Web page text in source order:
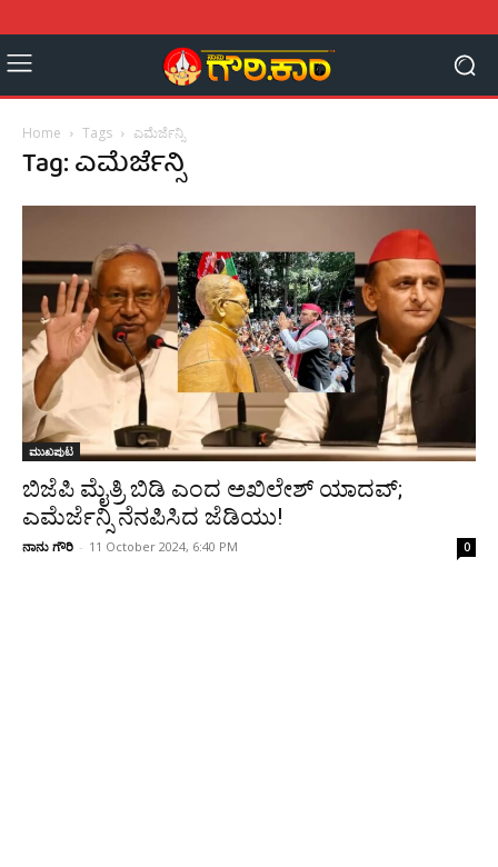
Home Tags ಎಮೆರ್ಜೆನ್ಸಿ
Tag: ಎಮೆರ್ಜೆನ್ಸಿ
ಮುಖಪುಟ
ಬಿಜೆಪಿ ಮೈತ್ರಿ ಬಿಡಿ ಎಂದ ಅಖಿಲೇಶ್ ಯಾದವ್;
ಎಮೆರ್ಜೆನ್ಸಿ ನೆನಪಿಸಿದ ಜೆಡಿಯು!
ನಾನು ಗೌರಿ - 11 October 2024, 6:40 PM 0